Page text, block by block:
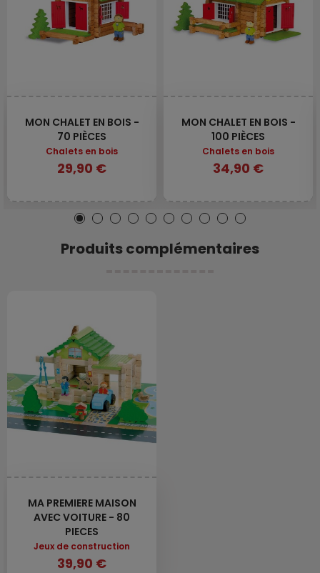
MON CHALET EN BOIS -
70 PIÈCES
Chalets en bois
29,90 €
MON CHALET EN BOIS -
100 PIÈCES
Chalets en bois
34,90 €
Produits complémentaires
MA PREMIERE MAISON
AVEC VOITURE - 80
PIECES
Jeux de construction
39,90 €